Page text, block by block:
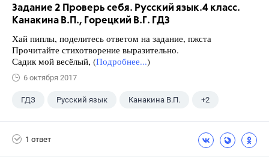
Задание 2 Проверь себя. Русский язык.4 класс.
Канакина В.П., Горецкий В.Г. ГДЗ
Хай пиплы, поделитесь ответом на задание, пжста
Прочитайте стихотворение выразительно.
Садик мой весёлый, (Подробнее...)
6 октября 2017
ГДЗ Русский язык Канакина В.П. +2
1 ответ